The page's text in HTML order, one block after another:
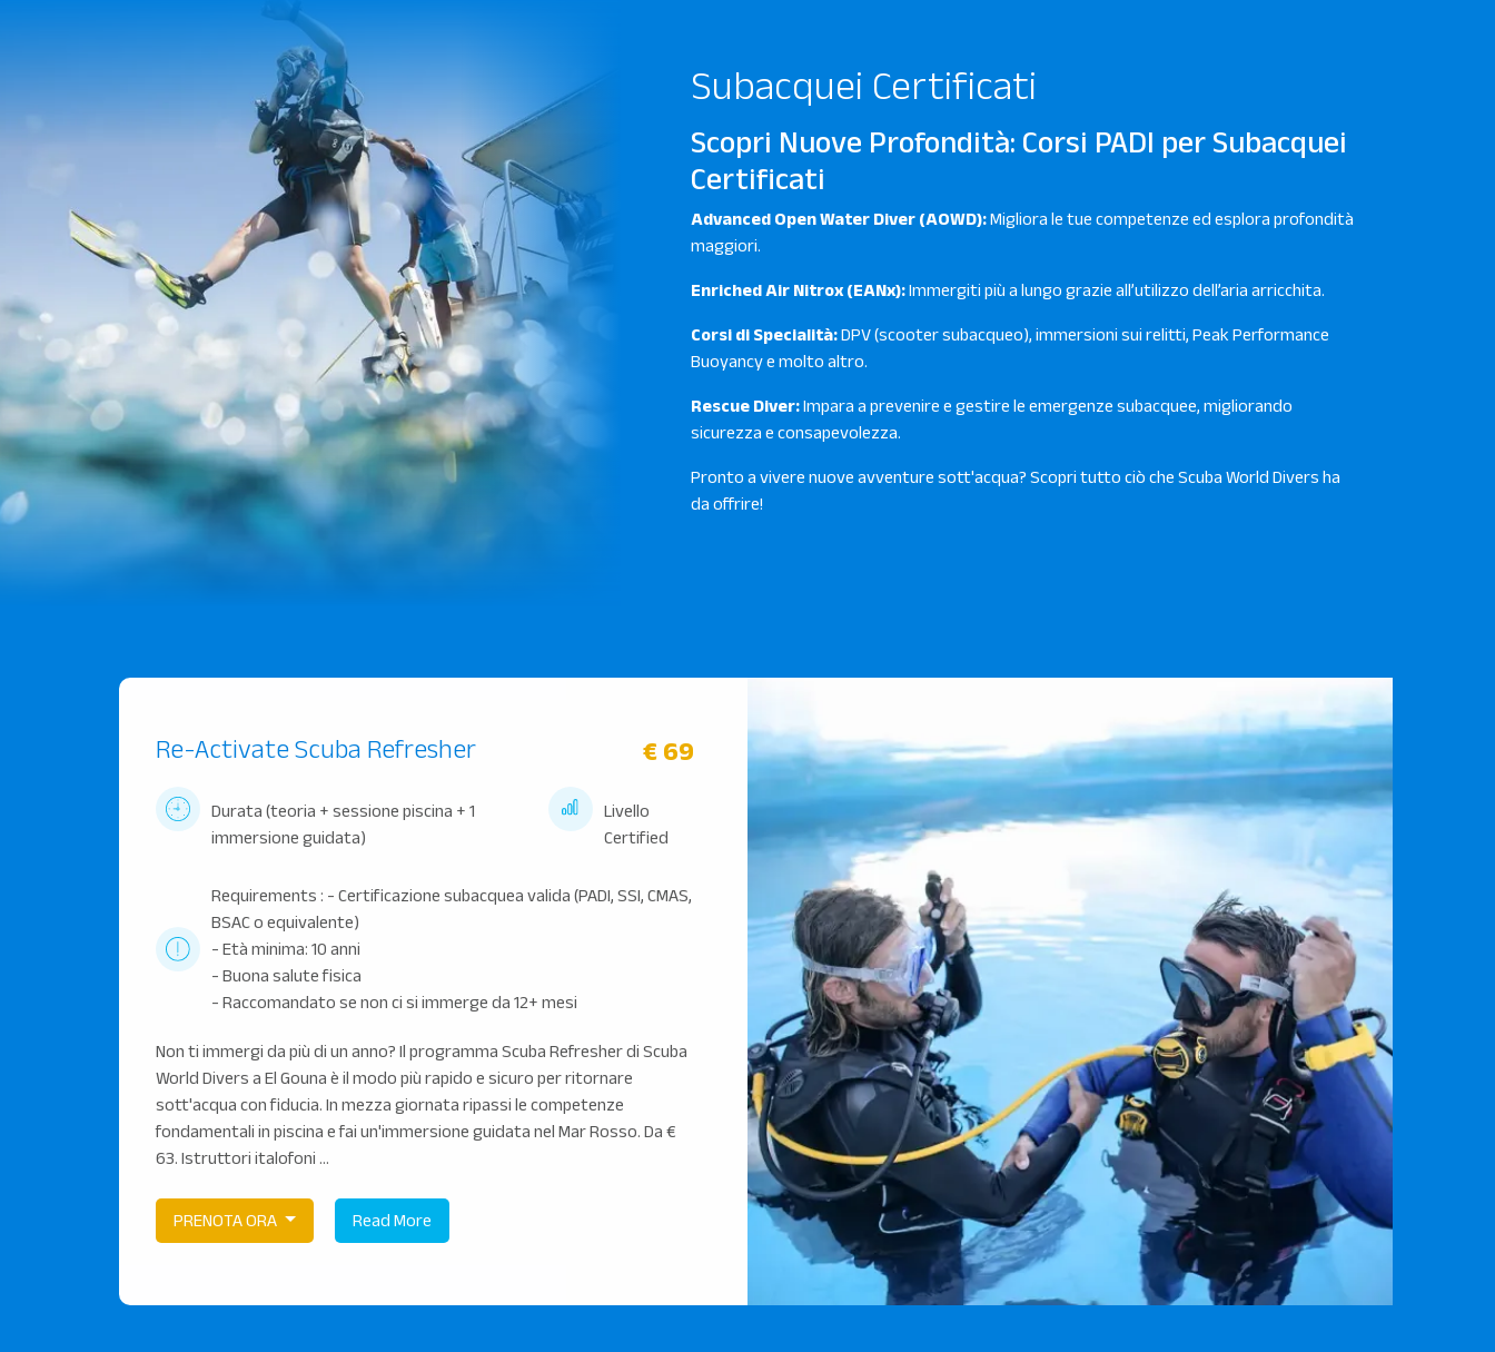
Subacquei Certificati
Scopri Nuove Profondità: Corsi PADI per Subacquei
Certificati
Advanced Open Water Diver (AOWD):Migliora le tue competenze ed esplora profondità
maggiori.
Enriched Air Nitrox (EANx):Immergiti più a lungo grazie all’utilizzo dell’aria arricchita.
Corsi di Specialità:DPV (scooter subacqueo), immersioni sui relitti, Peak Performance
Buoyancy e molto altro.
Rescue Diver:Impara a prevenire e gestire le emergenze subacquee, migliorando
sicurezza e consapevolezza.
Pronto a vivere nuove avventure sott'acqua? Scopri tutto ciò che Scuba World Divers ha
da offrire!
Re-Activate Scuba Refresher € 69
Durata (teoria + sessione piscina + 1
immersione guidata)
Livello
Certified
Requirements : - Certificazione subacquea valida (PADI, SSI, CMAS,
BSAC o equivalente)
- Età minima: 10 anni
- Buona salute fisica
- Raccomandato se non ci si immerge da 12+ mesi
Non ti immergi da più di un anno? Il programma Scuba Refresher di Scuba
World Divers a El Gouna è il modo più rapido e sicuro per ritornare
sott'acqua con fiducia. In mezza giornata ripassi le competenze
fondamentali in piscina e fai un'immersione guidata nel Mar Rosso. Da €
63. Istruttori italofoni ...
PRENOTA ORA Read More